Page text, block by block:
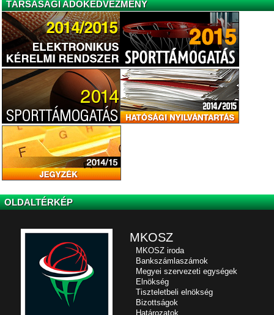
TÁRSASÁGI ADÓKEDVEZMÉNY
OLDALTÉRKÉP
MKOSZ
MKOSZ iroda
Bankszámlaszámok
Megyei szervezeti egységek
Elnökség
Tiszteletbeli elnökség
Bizottságok
Határozatok